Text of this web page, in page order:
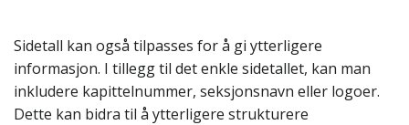
Sidetall kan også tilpasses for å gi ytterligere
informasjon. I tillegg til det enkle sidetallet, kan man
inkludere kapittelnummer, seksjonsnavn eller logoer.
Dette kan bidra til å ytterligere strukturere